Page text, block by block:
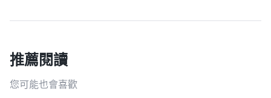
推薦閱讀
您可能也會喜歡